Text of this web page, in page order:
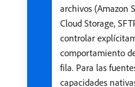
archivos (Amazon
Cloud Storage,
controlar
comportamiento
fila. Para las
capacidades